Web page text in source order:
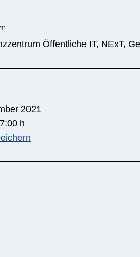
Öffentliche IT, NExT,
2021
h